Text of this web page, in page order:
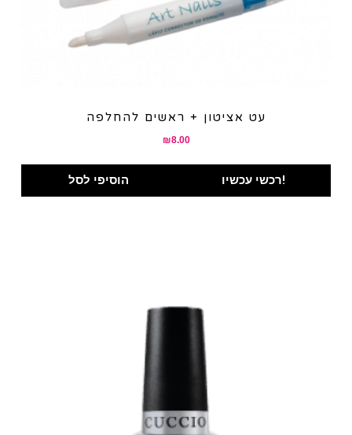
עט אציטון + ראשים להחלפה
₪8.00
הוסיפי לסל רכשי עכשיו!